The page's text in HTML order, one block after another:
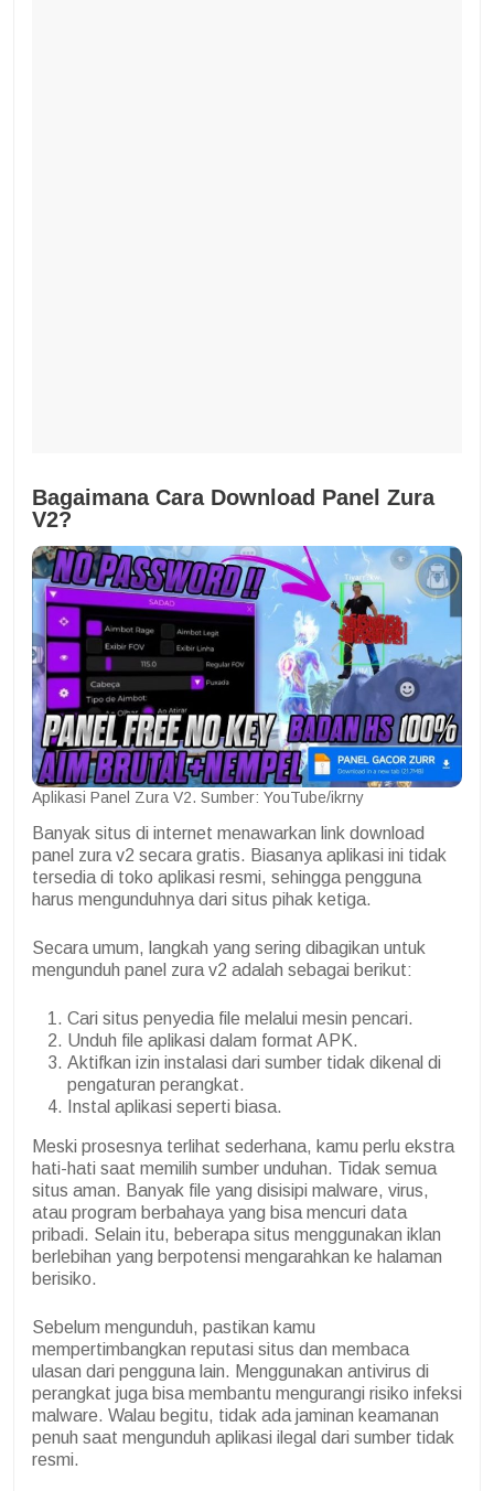
Bagaimana Cara Download Panel Zura
V2?
Aplikasi Panel Zura V2. Sumber: YouTube/ikrny
Banyak situs di internet menawarkan link download
panel zura v2 secara gratis. Biasanya aplikasi ini tidak
tersedia di toko aplikasi resmi, sehingga pengguna
harus mengunduhnya dari situs pihak ketiga.
Secara umum, langkah yang sering dibagikan untuk
mengunduh panel zura v2 adalah sebagai berikut:
Cari situs penyedia file melalui mesin pencari.
Unduh file aplikasi dalam format APK.
Aktifkan izin instalasi dari sumber tidak dikenal di
pengaturan perangkat.
Instal aplikasi seperti biasa.
Meski prosesnya terlihat sederhana, kamu perlu ekstra
hati-hati saat memilih sumber unduhan. Tidak semua
situs aman. Banyak file yang disisipi malware, virus,
atau program berbahaya yang bisa mencuri data
pribadi. Selain itu, beberapa situs menggunakan iklan
berlebihan yang berpotensi mengarahkan ke halaman
berisiko.
Sebelum mengunduh, pastikan kamu
mempertimbangkan reputasi situs dan membaca
ulasan dari pengguna lain. Menggunakan antivirus di
perangkat juga bisa membantu mengurangi risiko infeksi
malware. Walau begitu, tidak ada jaminan keamanan
penuh saat mengunduh aplikasi ilegal dari sumber tidak
resmi.